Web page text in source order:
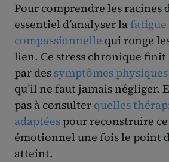
Pour comprendre les racines
essentiel d’analyser la fatigue
compassionnelle qui ronge
lien. Ce stress chronique finit
par des symptômes
qu’il ne faut jamais négliger.
pas à consulter quelles
adaptées pour reconstruire
émotionnel une fois le point
atteint.